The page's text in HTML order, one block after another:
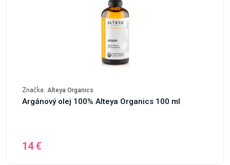
Značka: Alteya Organics
Argánový olej 100% Alteya Organics 100 ml
14 €